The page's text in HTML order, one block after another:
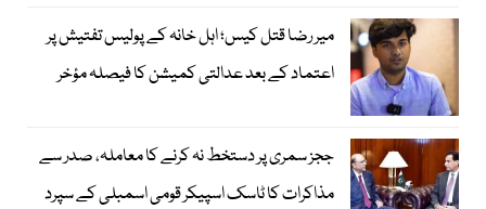
میر رضا قتل کیس؛ اہل خانہ کے پولیس تفتیش پر
اعتماد کے بعد عدالتی کمیشن کا فیصلہ مؤخر
ججز سمری پر دستخط نہ کرنے کا معاملہ، صدر سے
مذاکرات کا ٹاسک اسپیکر قومی اسمبلی کے سپرد